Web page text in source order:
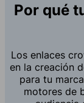
Por qué
Los enlaces
en la creación
para tu
motores de